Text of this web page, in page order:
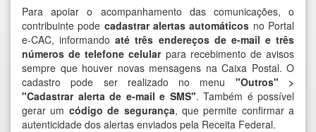
Para apoiar o acompanhamento das comunicações, o
contribuinte pode cadastrar alertas automáticos no Portal
e-CAC, informandoaté três endereços de e-mail e três
números de telefone celularpara recebimento de avisos
sempre que houver novas mensagens na Caixa Postal. O
cadastro pode ser realizado no menu "Outros" >
"Cadastrar alerta de e-mail e SMS". Também é possível
gerar um código de segurança, que permite confirmar a
autenticidade dos alertas enviados pela Receita Federal.